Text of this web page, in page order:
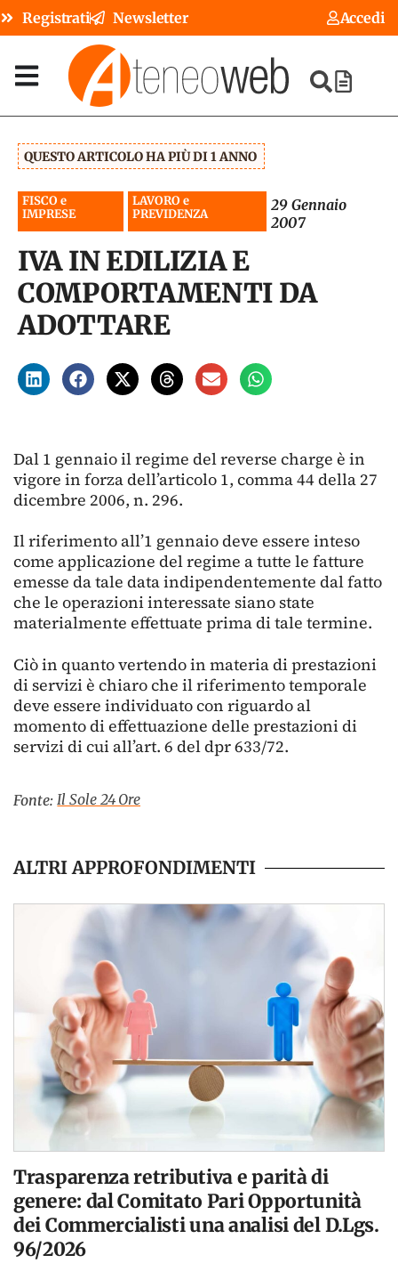
Registrati Newsletter Accedi
QUESTO ARTICOLO HA PIÙ DI 1 ANNO
FISCO e
IMPRESE
LAVORO e
PREVIDENZA
29 Gennaio
2007
IVA IN EDILIZIA E
COMPORTAMENTI DA
ADOTTARE
Dal 1 gennaio il regime del reverse charge è in
vigore in forza dell’articolo 1, comma 44 della 27
dicembre 2006, n. 296.
Il riferimento all’1 gennaio deve essere inteso
come applicazione del regime a tutte le fatture
emesse da tale data indipendentemente dal fatto
che le operazioni interessate siano state
materialmente effettuate prima di tale termine.
Ciò in quanto vertendo in materia di prestazioni
di servizi è chiaro che il riferimento temporale
deve essere individuato con riguardo al
momento di effettuazione delle prestazioni di
servizi di cui all’art. 6 del dpr 633/72.
Fonte: Il Sole 24 Ore
ALTRI APPROFONDIMENTI
Trasparenza retributiva e parità di
genere: dal Comitato Pari Opportunità
dei Commercialisti una analisi del D.Lgs.
96/2026